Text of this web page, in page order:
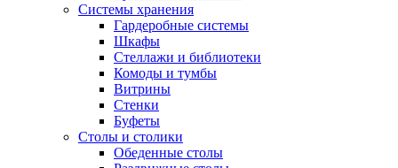
Системы хранения
Гардеробные системы
Шкафы
Стеллажи и библиотеки
Комоды и тумбы
Витрины
Стенки
Буфеты
Столы и столики
Обеденные столы